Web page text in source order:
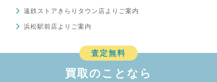
遠鉄ストアきらりタウン店よりご案内
浜松駅前店よりご案内
査定無料
買取のことなら